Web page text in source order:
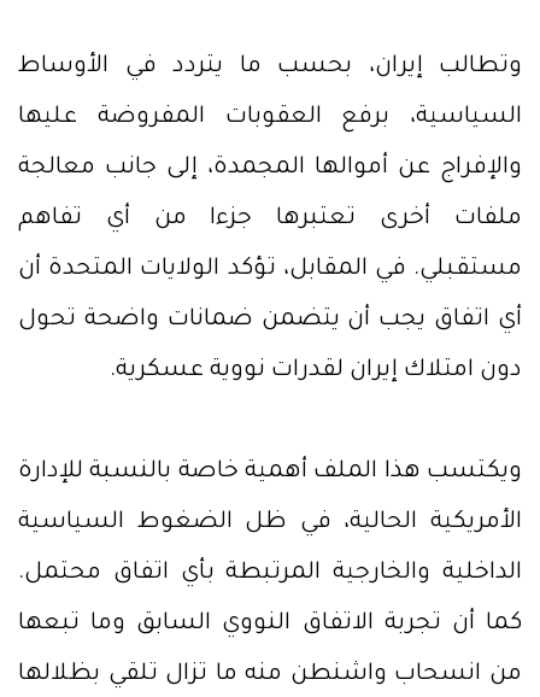
وتطالب إيران، بحسب ما يتردد في الأوساط
السياسية، برفع العقوبات المفروضة عليها
والإفراج عن أموالها المجمدة، إلى جانب معالجة
ملفات أخرى تعتبرها جزءا من أي تفاهم
مستقبلي. في المقابل، تؤكد الولايات المتحدة أن
أي اتفاق يجب أن يتضمن ضمانات واضحة تحول
دون امتلاك إيران لقدرات نووية عسكرية.
ويكتسب هذا الملف أهمية خاصة بالنسبة للإدارة
الأمريكية الحالية، في ظل الضغوط السياسية
الداخلية والخارجية المرتبطة بأي اتفاق محتمل.
كما أن تجربة الاتفاق النووي السابق وما تبعها
من انسحاب واشنطن منه ما تزال تلقي بظلالها